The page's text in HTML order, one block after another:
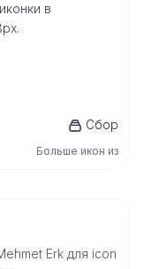
в
Сбор
Больше икон из
Erk для icon